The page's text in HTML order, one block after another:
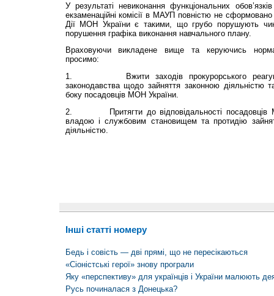
У результаті невиконання функціональних
екзаменаційні комісії в МАУП повністю не сформовано
Дії МОН України є такими, що грубо порушують
порушення графіка виконання навчального плану.
Враховуючи викладене вище та керуючись
просимо:
1. Вжити заходів прокурорського
законодавства щодо зайняття законною діяльністю
боку посадовців МОН України.
2. Притягти до відповідальності посадовців
владою і службовим становищем та протидію
діяльністю.
Інші статті номеру
Бедь і совість — дві прямі, що не пересікаються
«Сіоністські герої» знову програли
Яку «перспективу» для українців і України малюють
Русь починалася з Донецька?